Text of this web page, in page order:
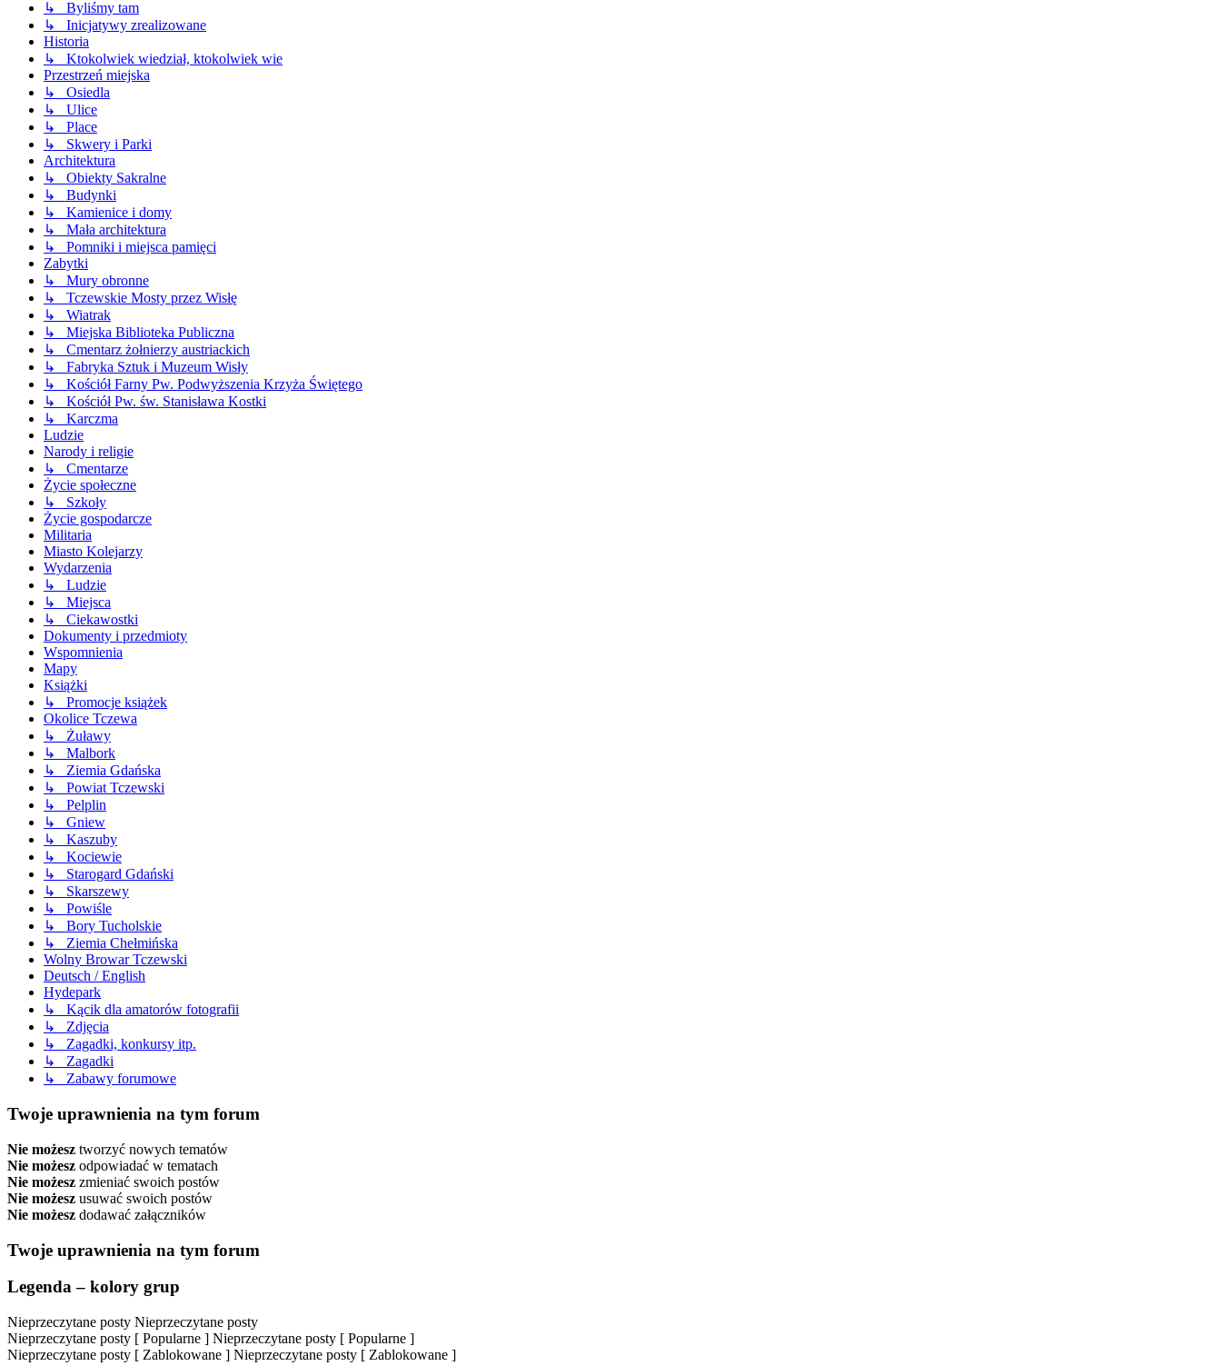
↳ Byliśmy tam
↳ Inicjatywy zrealizowane
Historia
↳ Ktokolwiek wiedział, ktokolwiek wie
Przestrzeń miejska
↳ Osiedla
↳ Ulice
↳ Place
↳ Skwery i Parki
Architektura
↳ Obiekty Sakralne
↳ Budynki
↳ Kamienice i domy
↳ Mała architektura
↳ Pomniki i miejsca pamięci
Zabytki
↳ Mury obronne
↳ Tczewskie Mosty przez Wisłę
↳ Wiatrak
↳ Miejska Biblioteka Publiczna
↳ Cmentarz żołnierzy austriackich
↳ Fabryka Sztuk i Muzeum Wisły
↳ Kościół Farny Pw. Podwyższenia Krzyża Świętego
↳ Kościół Pw. św. Stanisława Kostki
↳ Karczma
Ludzie
Narody i religie
↳ Cmentarze
Życie społeczne
↳ Szkoły
Życie gospodarcze
Militaria
Miasto Kolejarzy
Wydarzenia
↳ Ludzie
↳ Miejsca
↳ Ciekawostki
Dokumenty i przedmioty
Wspomnienia
Mapy
Książki
↳ Promocje książek
Okolice Tczewa
↳ Żuławy
↳ Malbork
↳ Ziemia Gdańska
↳ Powiat Tczewski
↳ Pelplin
↳ Gniew
↳ Kaszuby
↳ Kociewie
↳ Starogard Gdański
↳ Skarszewy
↳ Powiśle
↳ Bory Tucholskie
↳ Ziemia Chełmińska
Wolny Browar Tczewski
Deutsch / English
Hydepark
↳ Kącik dla amatorów fotografii
↳ Zdjęcia
↳ Zagadki, konkursy itp.
↳ Zagadki
↳ Zabawy forumowe
Twoje uprawnienia na tym forum
Nie możesz tworzyć nowych tematów
Nie możesz odpowiadać w tematach
Nie możesz zmieniać swoich postów
Nie możesz usuwać swoich postów
Nie możesz dodawać załączników
Twoje uprawnienia na tym forum
Legenda – kolory grup
Nieprzeczytane posty Nieprzeczytane posty
Nieprzeczytane posty [ Popularne ] Nieprzeczytane posty [ Popularne ]
Nieprzeczytane posty [ Zablokowane ] Nieprzeczytane posty [ Zablokowane ]